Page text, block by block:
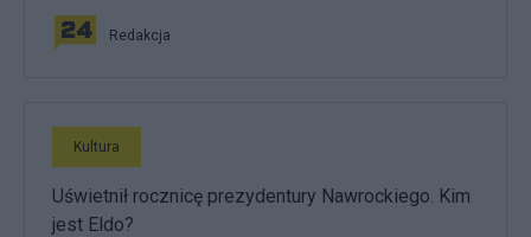
Redakcja
Kultura
Uświetnił rocznicę prezydentury Nawrockiego. Kim
jest Eldo?